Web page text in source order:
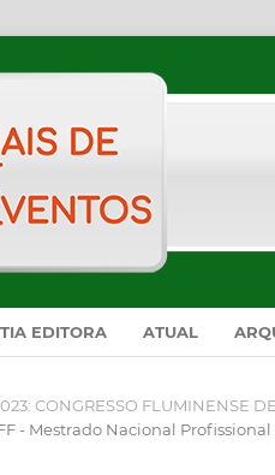
EDITORA ATUAL
CONGRESSO FLUMINENSE
- Mestrado Nacional